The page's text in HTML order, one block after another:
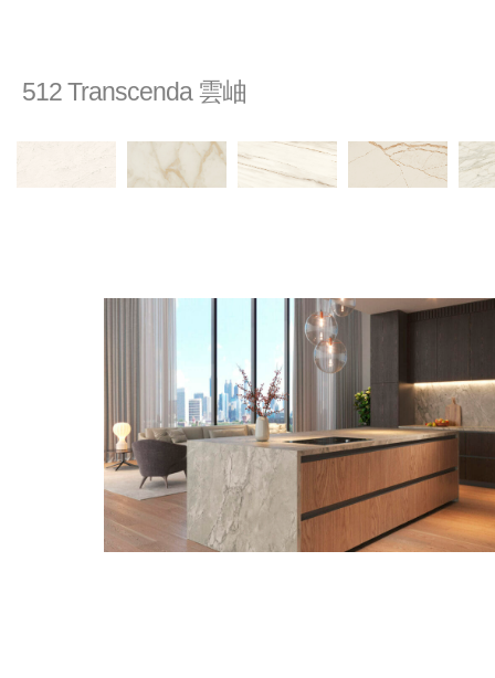
512 Transcenda 雲岫